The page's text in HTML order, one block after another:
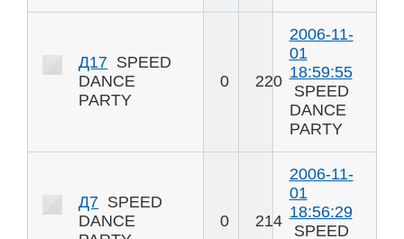
Д17 SPEED
DANCE
PARTY
0 220
2006-11-
01
18:59:55
SPEED
DANCE
PARTY
Д7 SPEED
DANCE
0 214
2006-11-
01
18:56:29
SPEED